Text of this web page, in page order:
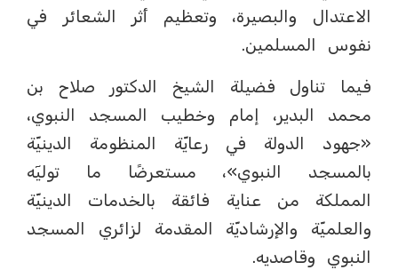
الاعتدال والبصيرة، وتعظيم أثر الشعائر في
نفوس المسلمين.
فيما تناول فضيلة الشيخ الدكتور صلاح بن
محمد البدير، إمام وخطيب المسجد النبوي،
«جهود الدولة في رعايّة المنظومة الدينيّة
بالمسجد النبوي»، مستعرضًا ما توليٓه
المملكة من عناية فائقة بالخدمات الدينيّة
والعلميّة والإرشاديّة المقدمة لزائري المسجد
النبوي وقاصديه.